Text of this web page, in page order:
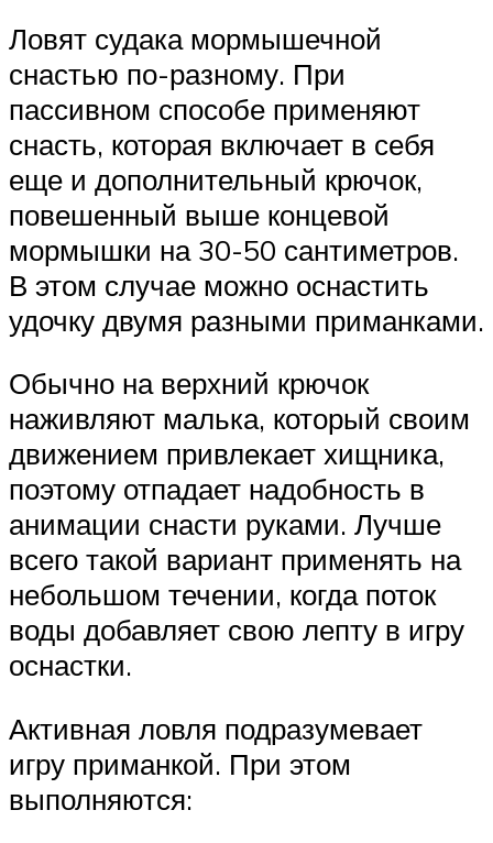
Ловят судака мормышечной
снастью по-разному. При
пассивном способе применяют
снасть, которая включает в себя
еще и дополнительный крючок,
повешенный выше концевой
мормышки на 30-50 сантиметров.
В этом случае можно оснастить
удочку двумя разными приманками.
Обычно на верхний крючок
наживляют малька, который своим
движением привлекает хищника,
поэтому отпадает надобность в
анимации снасти руками. Лучше
всего такой вариант применять на
небольшом течении, когда поток
воды добавляет свою лепту в игру
оснастки.
Активная ловля подразумевает
игру приманкой. При этом
выполняются: